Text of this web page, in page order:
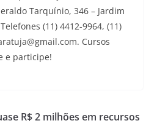
Tarquínio, 346 – Jardim
(11) 4412-9964, (11)
Cursos
e participe!
R$ 2 milhões em recursos